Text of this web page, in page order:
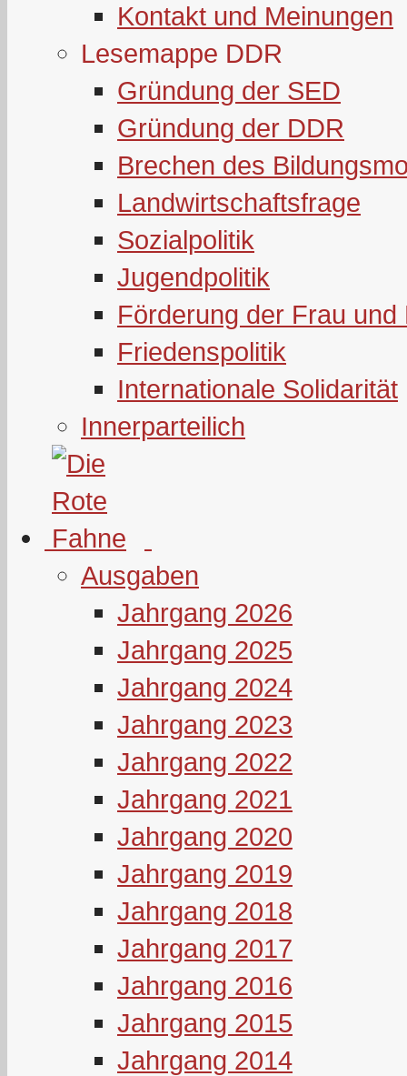
Kontakt und Meinungen
Lesemappe DDR
Gründung der SED
Gründung der DDR
Brechen des
Landwirtschaftsfrage
Sozialpolitik
Jugendpolitik
Förderung der Frau und
Friedenspolitik
Internationale Solidarität
Innerparteilich
Ausgaben
Jahrgang 2026
Jahrgang 2025
Jahrgang 2024
Jahrgang 2023
Jahrgang 2022
Jahrgang 2021
Jahrgang 2020
Jahrgang 2019
Jahrgang 2018
Jahrgang 2017
Jahrgang 2016
Jahrgang 2015
Jahrgang 2014